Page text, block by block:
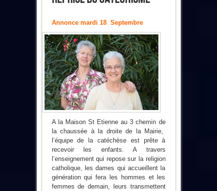
Annoncemardi 18 Septembre
A la Maison St Etienne au 3 chemin de
la chaussée à la droite de la Mairie,
l’équipe de la catéchèse est prête à
recevoir les enfants. A travers
l’enseignement qui repose sur la religion
catholique, les dames qui accueillent la
génération qui fera les hommes et les
femmes de demain, leurs transmettent